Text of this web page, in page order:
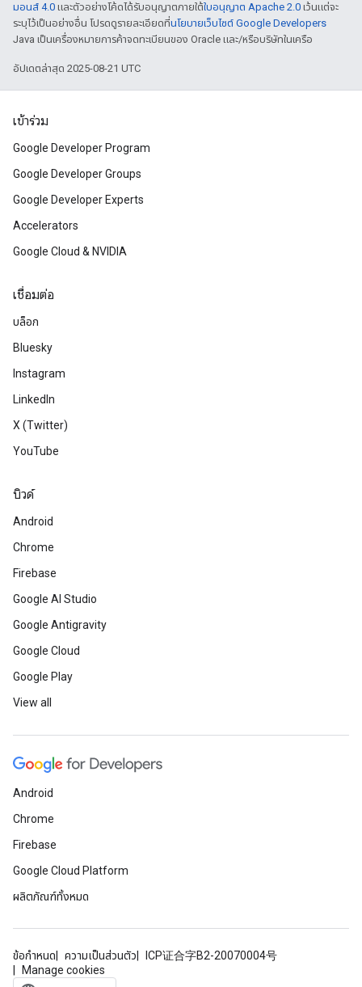
มอนส์ 4.0 และตัวอย่างโค้ดได้รับอนุญาตภายใต้ใบอนุญาต Apache 2.0 เว้นแต่จะ
ระบุไว้เป็นอย่างอื่น โปรดดูรายละเอียดที่นโยบายเว็บไซต์ Google Developers
Java เป็นเครื่องหมายการค้าจดทะเบียนของ Oracle และ/หรือบริษัทในเครือ
อัปเดตล่าสุด 2025-08-21 UTC
เข้าร่วม
Google Developer Program
Google Developer Groups
Google Developer Experts
Accelerators
Google Cloud & NVIDIA
เชื่อมต่อ
บล็อก
Bluesky
Instagram
LinkedIn
X (Twitter)
YouTube
บิวด์
Android
Chrome
Firebase
Google AI Studio
Google Antigravity
Google Cloud
Google Play
View all
Android
Chrome
Firebase
Google Cloud Platform
ผลิตภัณฑ์ทั้งหมด
ข้อกำหนด ความเป็นส่วนตัว
ICP证合字B2-20070004号
Manage cookies